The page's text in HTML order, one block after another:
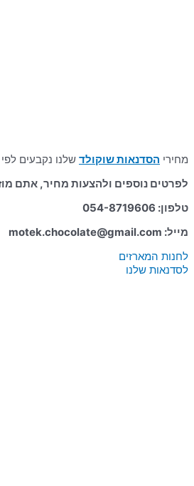
מחירי הסדנאות שוקולד שלנו נקבעים
לפרטים נוספים ולהצעות מחיר, אתם
טלפון: 054- 8719606
מייל: motek.chocolate@gmail.com
לחנות המארזים
לסדנאות שלנו